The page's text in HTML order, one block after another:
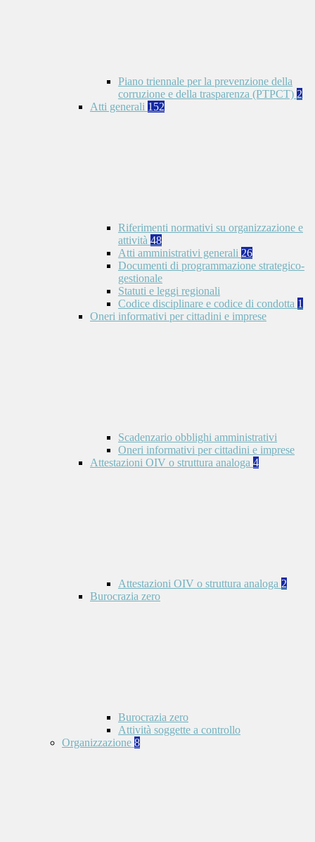
Piano triennale per la prevenzione della
corruzione e della trasparenza (PTPCT) 2
Atti generali 152
Riferimenti normativi su organizzazione e
attività 48
Atti amministrativi generali 26
Documenti di programmazione strategico-
gestionale
Statuti e leggi regionali
Codice disciplinare e codice di condotta 1
Oneri informativi per cittadini e imprese
Scadenzario obblighi amministrativi
Oneri informativi per cittadini e imprese
Attestazioni OIV o struttura analoga 4
Attestazioni OIV o struttura analoga 2
Burocrazia zero
Burocrazia zero
Attività soggette a controllo
Organizzazione 8